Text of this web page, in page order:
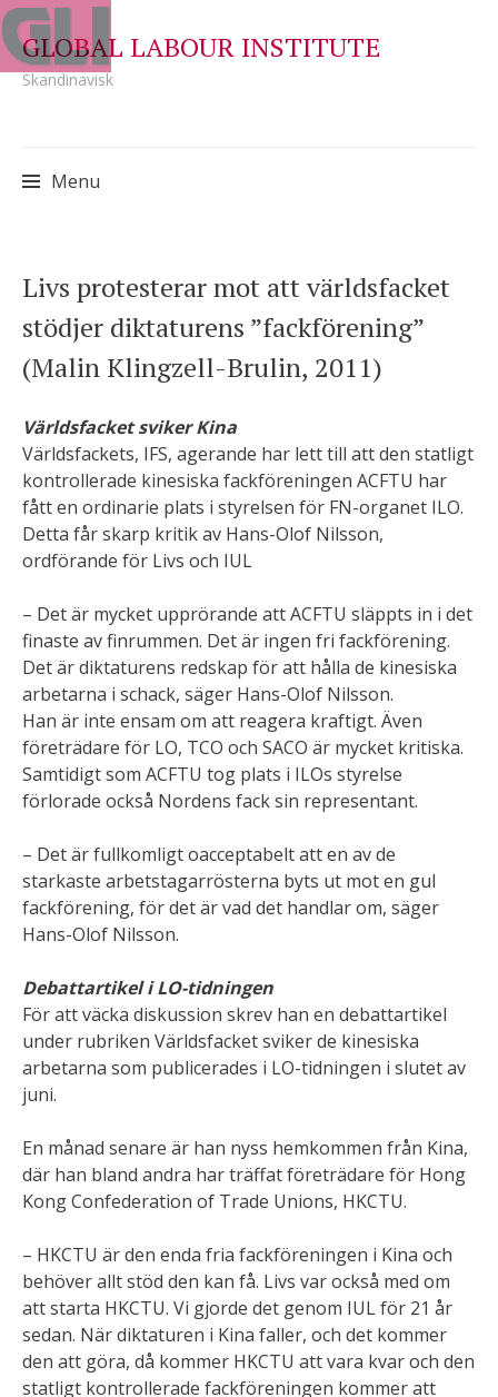
GLOBAL LABOUR INSTITUTE
Skandinavisk
Menu
to
content
Livs protesterar mot att världsfacket
stödjer diktaturens ”fackförening”
(Malin Klingzell-Brulin, 2011)
Världsfacket sviker Kina
Världsfackets, IFS, agerande har lett till att den statligt
kontrollerade kinesiska fackföreningen ACFTU har
fått en ordinarie plats i styrelsen för FN-organet ILO.
Detta får skarp kritik av Hans-Olof Nilsson,
ordförande för Livs och IUL
– Det är mycket upprörande att ACFTU släppts in i det
finaste av finrummen. Det är ingen fri fackförening.
Det är diktaturens redskap för att hålla de kinesiska
arbetarna i schack, säger Hans-Olof Nilsson.
Han är inte ensam om att reagera kraftigt. Även
företrädare för LO, TCO och SACO är mycket kritiska.
Samtidigt som ACFTU tog plats i ILOs styrelse
förlorade också Nordens fack sin representant.
– Det är fullkomligt oacceptabelt att en av de
starkaste arbetstagarrösterna byts ut mot en gul
fackförening, för det är vad det handlar om, säger
Hans-Olof Nilsson.
Debattartikel i LO-tidningen
För att väcka diskussion skrev han en debattartikel
under rubriken Världsfacket sviker de kinesiska
arbetarna som publicerades i LO-tidningen i slutet av
juni.
En månad senare är han nyss hemkommen från Kina,
där han bland andra har träffat företrädare för Hong
Kong Confederation of Trade Unions, HKCTU.
– HKCTU är den enda fria fackföreningen i Kina och
behöver allt stöd den kan få. Livs var också med om
att starta HKCTU. Vi gjorde det genom IUL för 21 år
sedan. När diktaturen i Kina faller, och det kommer
den att göra, då kommer HKCTU att vara kvar och den
statligt kontrollerade fackföreningen kommer att